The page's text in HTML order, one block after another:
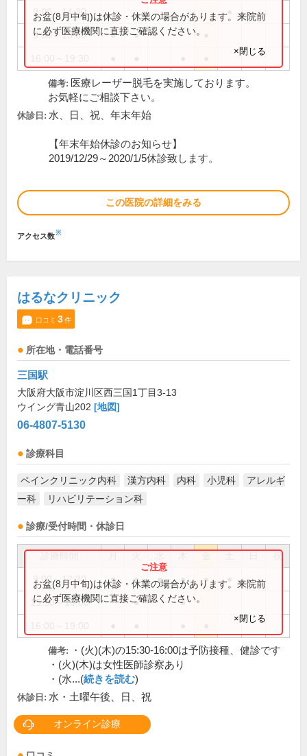
9:00～14:30
9:30～13:00 ● ●
お盆(8月中旬)は休診・休業の場合があります。来院前
に必ず医療機関に直接ご確認ください。
×閉じる
備考: 医療レーザー脱毛を実施しております。
お気軽にご相談下さい。
休診日: 水、日、祝、年末年始
【年末年始休診のお知らせ】
2019/12/29～2020/1/5休診致します。
この医院の詳細をみる
アクセス数※
はるなクリニック
口コミ 3件
所在地・電話番号
三国駅
大阪府大阪市淀川区西三国1丁目3-13
ウイング青山202 [地図]
06-4807-5130
診療科目
ペインクリニック内科 漢方内科 内科 小児科
アレルギ
ー科
リハビリテーション科
診療/受付時間・休診日
祝
9:00～12:30 ● ● ● ● ●
15:30～16:00 ● ●
お盆(8月中旬)は休診・休業の場合があります。来院前
に必ず医療機関に直接ご確認ください。
×閉じる
備考:
・(火)(木)の15:30-16:00は予防接種、健診です
・(火)(木)は女性医師診察あり
・(水...(続きを読む)
休診日: 水・土曜午後、日、祝
オンライン診療